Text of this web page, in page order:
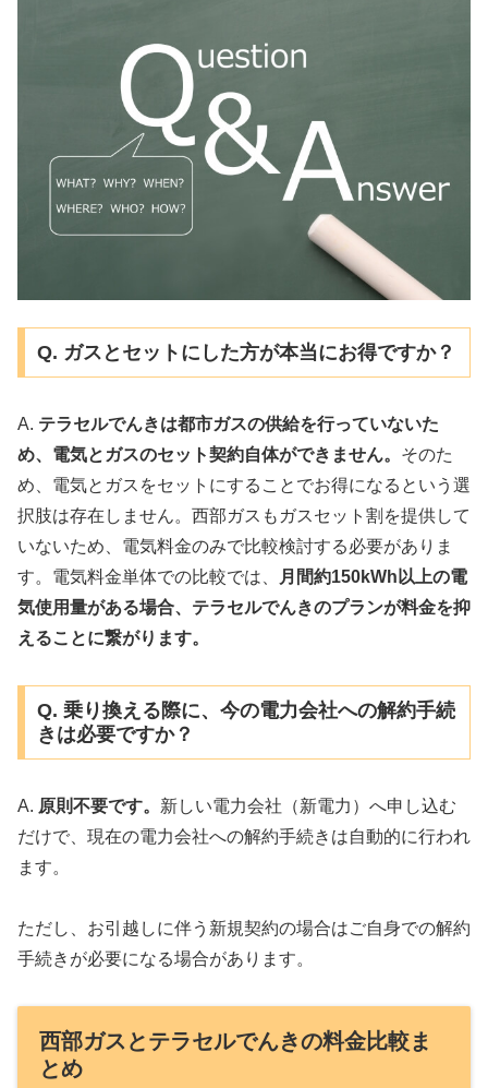
Q. ガスとセットにした方が本当にお得ですか？
A. テラセルでんきは都市ガスの供給を行っていないた
め、電気とガスのセット契約自体ができません。 そのた
め、電気とガスをセットにすることでお得になるという選
択肢は存在しません。西部ガスもガスセット割を提供して
いないため、電気料金のみで比較検討する必要がありま
す。電気料金単体での比較では、
月間約150kWh以上の電
気使用量がある場合、テラセルでんきのプランが料金を抑
えることに繋がります。
Q. 乗り換える際に、今の電力会社への解約手続
きは必要ですか？
A. 原則不要です。 新しい電力会社（新電力）へ申し込む
だけで、現在の電力会社への解約手続きは自動的に行われ
ます。
ただし、お引越しに伴う新規契約の場合はご自身での解約
手続きが必要になる場合があります。
西部ガスとテラセルでんきの料金比較ま
とめ